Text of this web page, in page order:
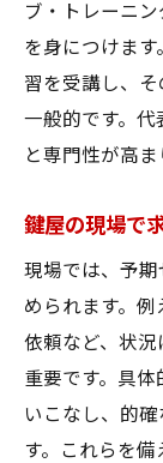
ブ・トレーニ
を身につけま
習を受講し、
一般的です。
と専門性が高ま
鍵屋の現場で
現場では、予
められます。
依頼など、状
重要です。具
いこなし、的
す。これらを